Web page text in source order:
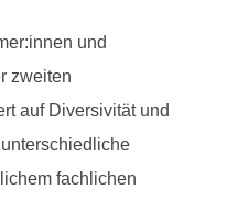
und
zweiten
auf Diversivität und
fachlichen